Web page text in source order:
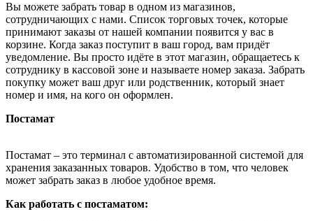
Вы можете забрать товар в одном из магазинов,
сотрудничающих с нами. Список торговых точек, которые
принимают заказы от нашей компании появится у вас в
корзине. Когда заказ поступит в ваш город, вам придёт
уведомление. Вы просто идёте в этот магазин, обращаетесь к
сотруднику в кассовой зоне и называете номер заказа. Забрать
покупку может ваш друг или родственник, который знает
номер и имя, на кого он оформлен.
Постамат
Постамат – это терминал с автоматизированной системой для
хранения заказанных товаров. Удобство в том, что человек
может забрать заказ в любое удобное время.
Как работать с постаматом: